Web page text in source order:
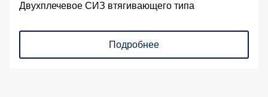
Двухплечевое СИЗ втягивающего типа
Подробнее